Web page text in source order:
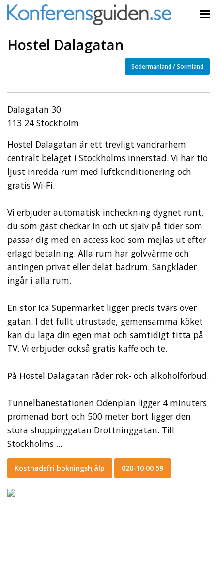
Hostel Dalagatan
Södermanland / Sörmland
Dalagatan 30
113 24 Stockholm
Hostel Dalagatan är ett trevligt vandrarhem
centralt beläget i Stockholms innerstad. Vi har tio
ljust inredda rum med luftkonditionering och
gratis Wi-Fi.
Vi erbjuder automatisk incheckning dygnet runt,
du som gäst checkar in och ut själv på tider som
passar dig med en access kod som mejlas ut efter
erlagd betalning. Alla rum har golvvärme och
antingen privat eller delat badrum. Sängkläder
ingår i alla rum.
En stor Ica Supermarket ligger precis tvärs över
gatan. I det fullt utrustade, gemensamma köket
kan du laga din egen mat och samtidigt titta på
TV. Vi erbjuder också gratis kaffe och te.
På Hostel Dalagatan råder rök- och alkoholförbud.
Tunnelbanestationen Odenplan ligger 4 minuters
promenad bort och 500 meter bort ligger den
stora shoppinggatan Drottninggatan. Till
Stockholms ...
Kostnadsfri bokningshjälp 020-10 00 59